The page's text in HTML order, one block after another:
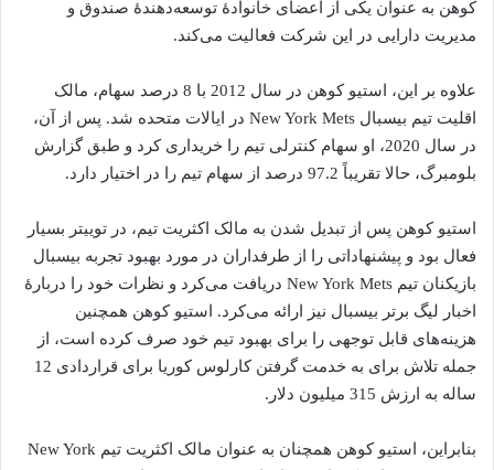
کوهن به عنوان یکی از اعضای خانوادهٔ توسعه‌دهندهٔ صندوق و
مدیریت دارایی در این شرکت فعالیت می‌کند.
علاوه بر این، استیو کوهن در سال 2012 با 8 درصد سهام، مالک
اقلیت تیم بیسبال New York Mets در ایالات متحده شد. پس از آن،
در سال 2020، او سهام کنترلی تیم را خریداری کرد و طبق گزارش
بلومبرگ، حالا تقریباً 97.2 درصد از سهام تیم را در اختیار دارد.
استیو کوهن پس از تبدیل شدن به مالک اکثریت تیم، در توییتر بسیار
فعال بود و پیشنهاداتی را از طرفداران در مورد بهبود تجربه بیسبال
بازیکنان تیم New York Mets دریافت می‌کرد و نظرات خود را دربارهٔ
اخبار لیگ برتر بیسبال نیز ارائه می‌کرد. استیو کوهن همچنین
هزینه‌های قابل توجهی را برای بهبود تیم خود صرف کرده است، از
جمله تلاش برای به خدمت گرفتن کارلوس کوریا برای قراردادی 12
ساله به ارزش 315 میلیون دلار.
بنابراین، استیو کوهن همچنان به عنوان مالک اکثریت تیم New York